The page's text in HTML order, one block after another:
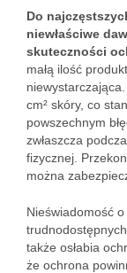
Do
niewłaściwe
skuteczności
małą ilość
cm² skóry, co
powszechnym
zwłaszcza
fizycznej.
można
Nieświadomość
także osłabia
że ochrona